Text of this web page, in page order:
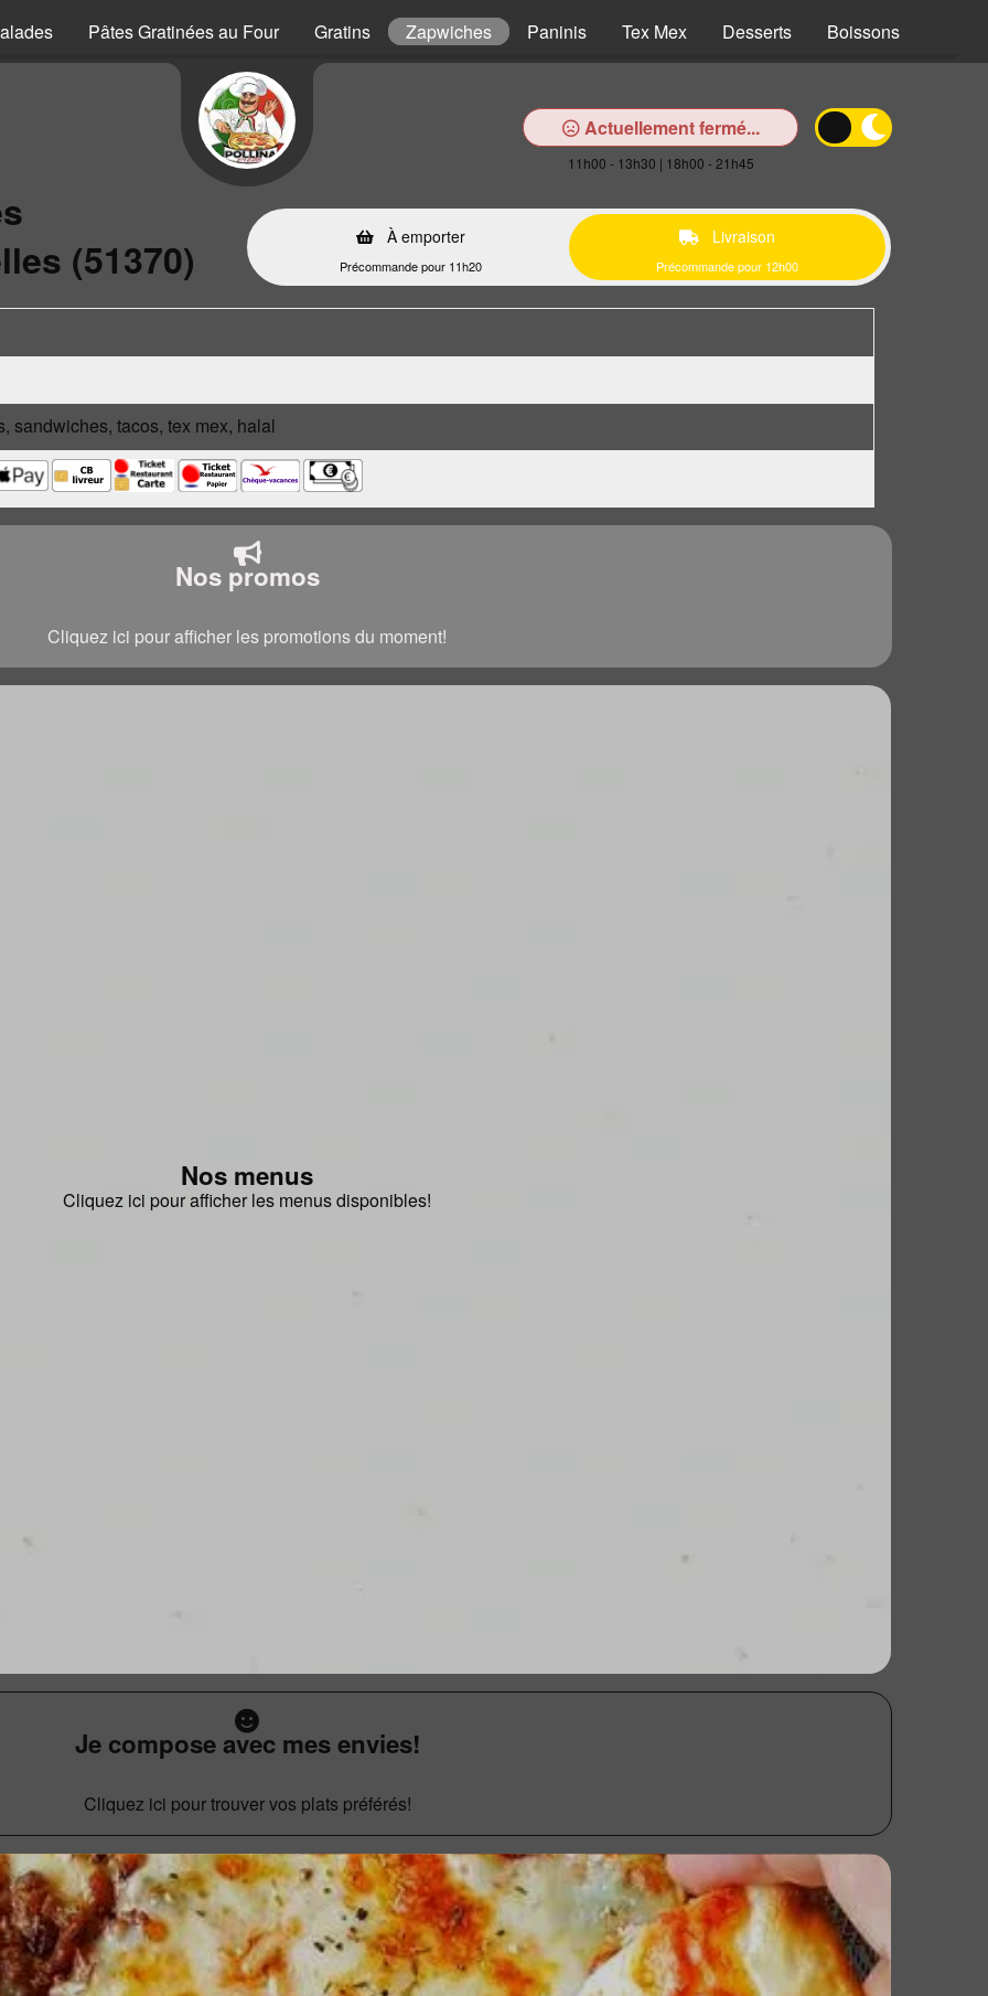
Pâtes Gratinées au Four Gratins Zapwiches Paninis Tex Mex Desserts Boissons
Actuellement fermé...
11h00 - 13h30 | 18h00 - 21h45
(51370)
À emporter
Précommande pour 11h20
Livraison
Précommande pour 12h00
sandwiches, tacos, tex mex, halal
Nos promos
Cliquez ici pour afficher les promotions du moment!
Nos menus
Cliquez ici pour afficher les menus disponibles!
Je compose avec mes envies!
Cliquez ici pour trouver vos plats préférés!